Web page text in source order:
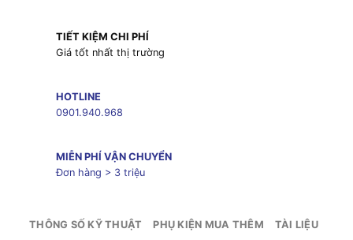
TIẾT KIỆM CHI PHÍ
Giá tốt nhất thị trường
HOTLINE
0901.940.968
MIỄN PHÍ VẬN CHUYỂN
Đơn hàng > 3 triệu
THÔNG SỐ KỸ THUẬT PHỤ KIỆN MUA THÊM TÀI LIỆU